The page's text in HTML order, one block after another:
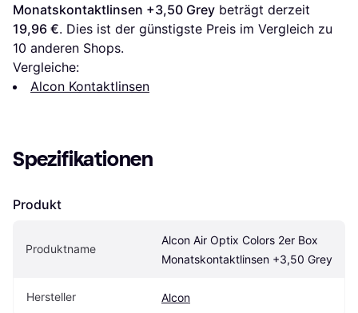
Monatskontaktlinsen +3,50 Grey
19,96 €
10 anderen Shops.
Vergleiche:
Alcon Kontaktlinsen
Spezifikationen
Produkt
Produktname
Alcon Air Optix Colors 2er Box
Monatskontaktlinsen +3,50 Grey
Hersteller Alcon